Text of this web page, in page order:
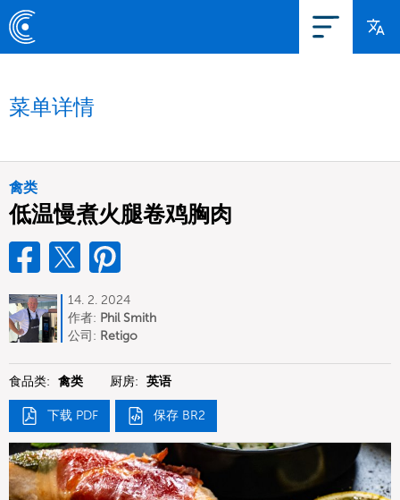
菜单详情
禽类
低温慢煮火腿卷鸡胸肉
14. 2. 2024
作者: Phil Smith
公司: Retigo
食品类: 禽类 厨房: 英语
下载 PDF 保存 BR2